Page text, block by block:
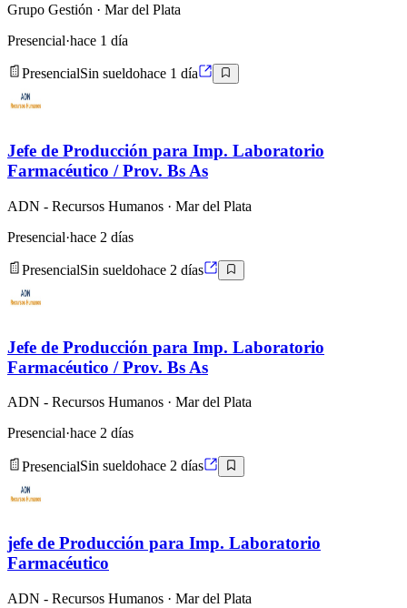
Grupo Gestión · Mar del Plata
Presencial·hace 1 día
PresencialSin sueldohace 1 día
Jefe de Producción para Imp. Laboratorio
Farmacéutico / Prov. Bs As
ADN - Recursos Humanos · Mar del Plata
Presencial·hace 2 días
PresencialSin sueldohace 2 días
Jefe de Producción para Imp. Laboratorio
Farmacéutico / Prov. Bs As
ADN - Recursos Humanos · Mar del Plata
Presencial·hace 2 días
PresencialSin sueldohace 2 días
jefe de Producción para Imp. Laboratorio
Farmacéutico
ADN - Recursos Humanos · Mar del Plata